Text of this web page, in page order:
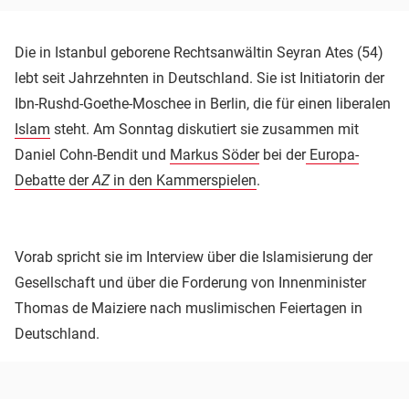
Die in Istanbul geborene Rechtsanwältin Seyran Ates (54)
lebt seit Jahrzehnten in Deutschland. Sie ist Initiatorin der
Ibn-Rushd-Goethe-Moschee in Berlin, die für einen liberalen
Islam steht. Am Sonntag diskutiert sie zusammen mit
Daniel Cohn-Bendit und Markus Söderbei derEuropa-
Debatte derAZin den Kammerspielen.
Vorab spricht sie im Interview über die Islamisierung der
Gesellschaft und über die Forderung von Innenminister
Thomas de Maiziere nach muslimischen Feiertagen in
Deutschland.